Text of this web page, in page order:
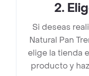
2.
Si deseas
Natural Pan
elige la tienda
producto y